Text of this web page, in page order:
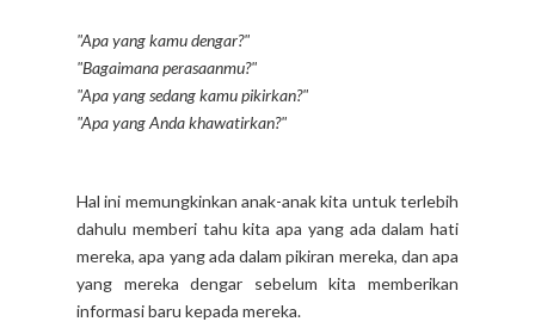
"Apa yang kamu dengar?"
"Bagaimana perasaanmu?"
"Apa yang sedang kamu pikirkan?"
"Apa yang Anda khawatirkan?"
Hal ini memungkinkan anak-anak kita untuk terlebih
dahulu memberi tahu kita apa yang ada dalam hati
mereka, apa yang ada dalam pikiran mereka, dan apa
yang mereka dengar sebelum kita memberikan
informasi baru kepada mereka.